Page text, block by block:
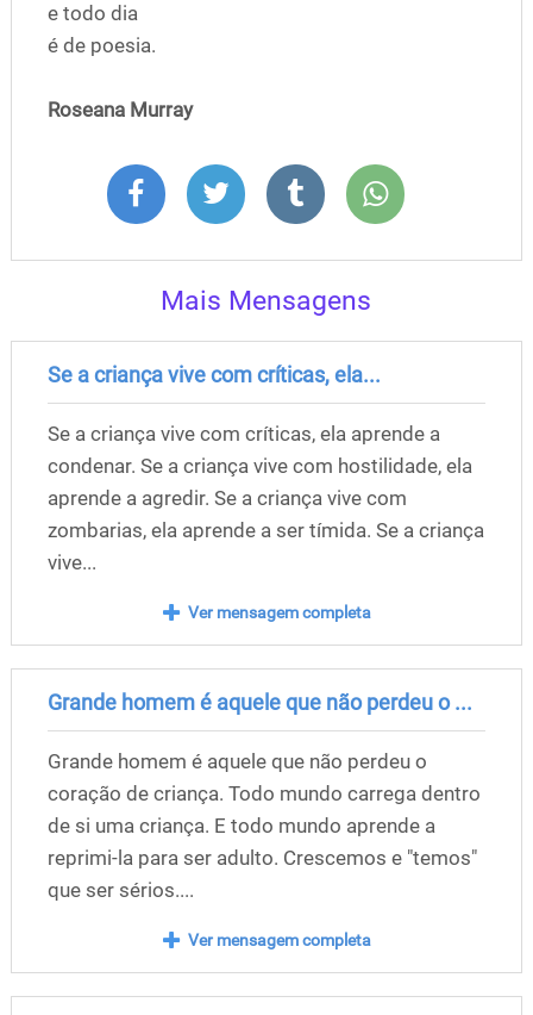
e todo dia
é de poesia.
Roseana Murray
Mais Mensagens
Se a criança vive com críticas, ela...
Se a criança vive com críticas, ela aprende a
condenar. Se a criança vive com hostilidade, ela
aprende a agredir. Se a criança vive com
zombarias, ela aprende a ser tímida. Se a criança
vive...
Ver mensagem completa
Grande homem é aquele que não perdeu o ...
Grande homem é aquele que não perdeu o
coração de criança. Todo mundo carrega dentro
de si uma criança. E todo mundo aprende a
reprimi-la para ser adulto. Crescemos e "temos"
que ser sérios....
Ver mensagem completa